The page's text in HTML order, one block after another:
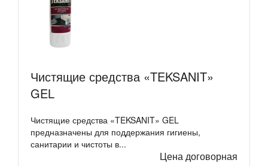
Чистящие средства «TEKSANIT»
GEL
Чистящие средства «TEKSANIT» GEL
предназначены для поддержания гигиены,
санитарии и чистоты в...
Цена договорная